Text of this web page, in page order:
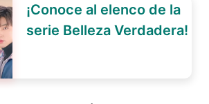
¡Conoce al elenco de la
serie Belleza Verdadera!